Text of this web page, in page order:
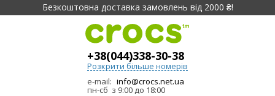
Безкоштовна доставка замовлень від 2000 ₴!
+38(044)338-30-38
Розкрити більше номерів
e-mail: info@crocs.net.ua
пн-сб з 9:00 до 18:00